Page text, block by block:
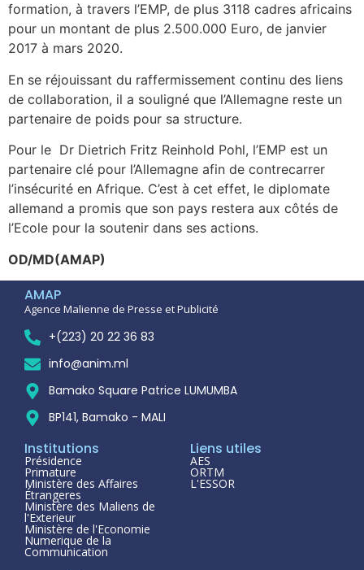
formation, à travers l’EMP, de plus 3118 cadres africains
pour un montant de plus 2.500.000 Euro, de janvier
2017 à mars 2020.
En se réjouissant du raffermissement continu des liens
de collaboration, il a souligné que l’Allemagne reste un
partenaire de poids pour sa structure.
Pour le Dr Dietrich Fritz Reinhold Pohl, l’EMP est un
partenaire clé pour l’Allemagne afin de contrecarrer
l’insécurité en Afrique. C’est à cet effet, le diplomate
allemand a promis que son pays restera aux côtés de
l’Ecole pour la soutenir dans ses actions.
OD/MD(AMAP)
AMAP
Agence Malienne de Presse et Publicité
+(223) 20 22 36 83
info@anim.ml
Bamako Square Patrice LUMUMBA
BP141, Bamako - MALI
Institutions
Présidence
Primature
Ministère des Affaires
Étrangeres
Ministère des Maliens de
l'Exterieur
Ministère de l'Economie
Numerique de la
Communication
Liens utiles
AES
ORTM
L'ESSOR